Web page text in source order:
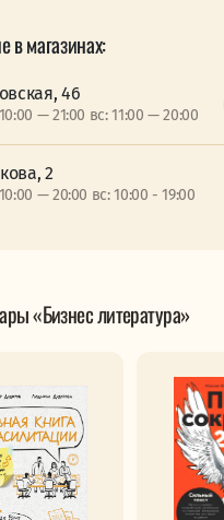
в магазинах:
46
— 21:00 вс: 11:00 — 20:00
2
— 20:00 вс: 10:00 - 19:00
«Бизнес литература»